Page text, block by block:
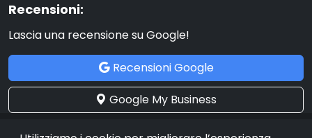
Recensioni:
Lascia una recensione su Google!
Recensioni Google
Google My Business
© 2012 - 2025 Benedetto Asta Web Company. All rights